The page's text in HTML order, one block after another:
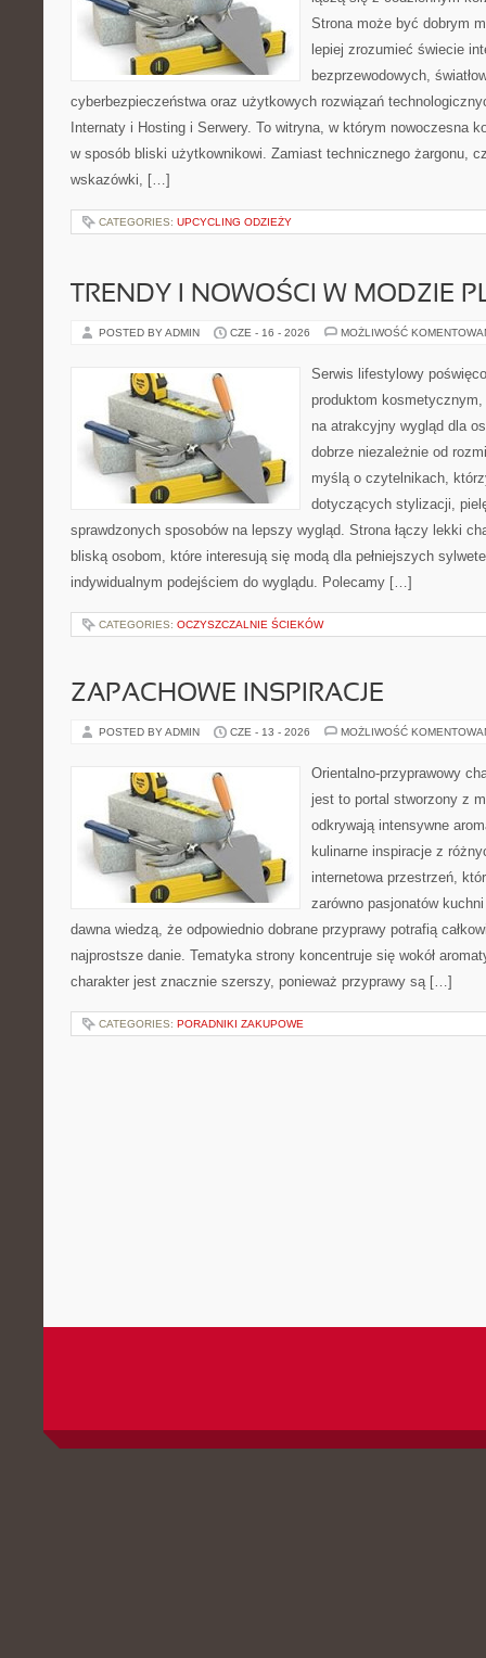
Strona może być dobrym
lepiej zrozumieć świecie
bezprzewodowych,
cyberbezpieczeństwa oraz użytkowych rozwiązań
Internaty i Hosting i Serwery. To witryna, w którym nowoczesna
w sposób bliski użytkownikowi. Zamiast technicznego żargonu,
wskazówki, […]
CATEGORIES: UPCYCLING ODZIEŻY
TRENDY I NOWOŚCI W MODZIE
POSTED BY ADMIN CZE - 16 - 2026 MOŻLIWOŚĆ
Serwis lifestylowy
produktom
na atrakcyjny wygląd dla
dobrze niezależnie od
myślą o czytelnikach,
dotyczących stylizacji,
sprawdzonych sposobów na lepszy wygląd. Strona łączy lekki
bliską osobom, które interesują się modą dla pełniejszych
indywidualnym podejściem do wyglądu. Polecamy […]
CATEGORIES: OCZYSZCZALNIE ŚCIEKÓW
ZAPACHOWE INSPIRACJE
POSTED BY ADMIN CZE - 13 - 2026 MOŻLIWOŚĆ
Orientalno-przyprawowy
jest to portal stworzony z
odkrywają intensywne
kulinarne inspiracje z
internetowa przestrzeń,
zarówno pasjonatów
dawna wiedzą, że odpowiednio dobrane przyprawy potrafią
najprostsze danie. Tematyka strony koncentruje się wokół
charakter jest znacznie szerszy, ponieważ przyprawy są […]
CATEGORIES: PORADNIKI ZAKUPOWE